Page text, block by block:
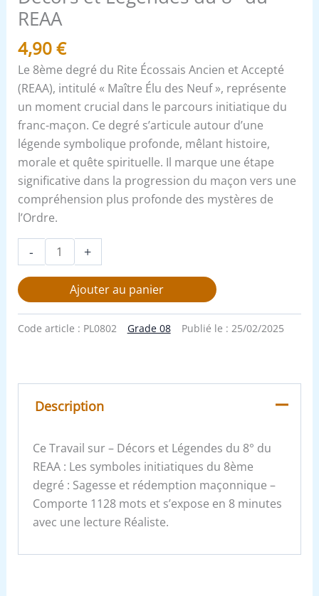
REAA
4,90€
Le 8ème degré du Rite Écossais Ancien et Accepté
(REAA), intitulé « Maître Élu des Neuf », représente
un moment crucial dans le parcours initiatique du
franc-maçon. Ce degré s’articule autour d’une
légende symbolique profonde, mêlant histoire,
morale et quête spirituelle. Il marque une étape
significative dans la progression du maçon vers une
compréhension plus profonde des mystères de
l’Ordre.
- +
Ajouter au panier
Code article : PL0802 Grade 08 Publié le : 25/02/2025
Description
Ce Travail sur – Décors et Légendes du 8° du
REAA : Les symboles initiatiques du 8ème
degré : Sagesse et rédemption maçonnique –
Comporte 1128 mots et s’expose en 8 minutes
avec une lecture Réaliste.